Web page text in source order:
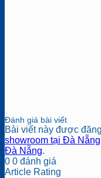
Đánh giá bài viết
Bài viết này được
showroom tại Đà Nẵng
Đà Nẵng.
0 0 đánh giá
Article Rating